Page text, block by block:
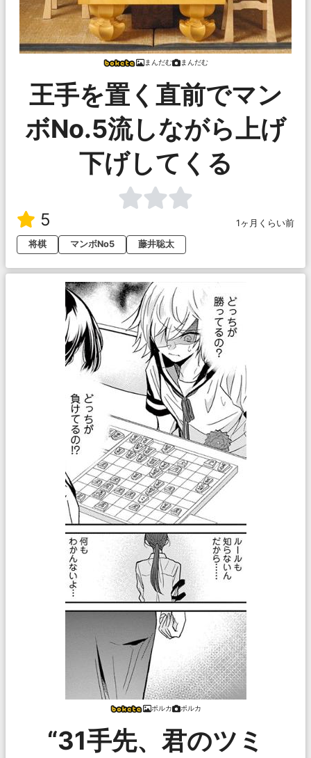
まんだむ まんだむ
王手を置く直前でマン
ボNo.5流しながら上げ
下げしてくる
5
1ヶ月くらい前
将棋
マンボNo5 藤井聡太
ポルカ ポルカ
“31手先、君のツミ